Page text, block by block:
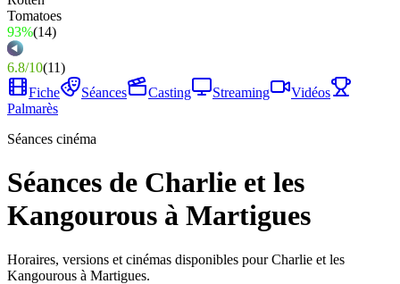
93%(14)
6.8/10(11)
Fiche
Séances Casting Streaming
Vidéos
Palmarès
Séances cinéma
Séances de Charlie et les
Kangourous à Martigues
Horaires, versions et cinémas disponibles pour Charlie et les
Kangourous à Martigues.